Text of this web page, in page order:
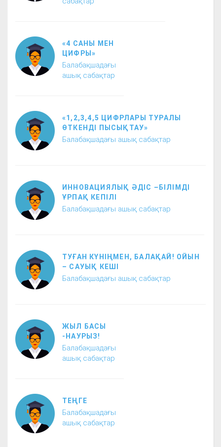
«4 САНЫ МЕН
ЦИФРЫ»
Балабақшадағы
ашық сабақтар
«1,2,3,4,5 ЦИФРЛАРЫ ТУРАЛЫ
ӨТКЕНДІ ПЫСЫҚТАУ»
Балабақшадағы ашық сабақтар
ИННОВАЦИЯЛЫҚ ӘДІС –БІЛІМДІ
ҰРПАҚ КЕПІЛІ
Балабақшадағы ашық сабақтар
ТУҒАН КҮНІҢМЕН, БАЛАҚАЙ! ОЙЫН
– САУЫҚ КЕШІ
Балабақшадағы ашық сабақтар
ЖЫЛ БАСЫ
-НАУРЫЗ!
Балабақшадағы
ашық сабақтар
ТЕҢГЕ
Балабақшадағы
ашық сабақтар